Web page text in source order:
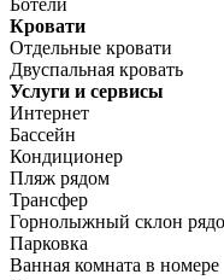
Кровати
Отдельные кровати
Двуспальная кровать
Услуги и сервисы
Интернет
Бассейн
Кондиционер
Пляж рядом
Трансфер
Горнолыжный склон
Парковка
Ванная комната в номере